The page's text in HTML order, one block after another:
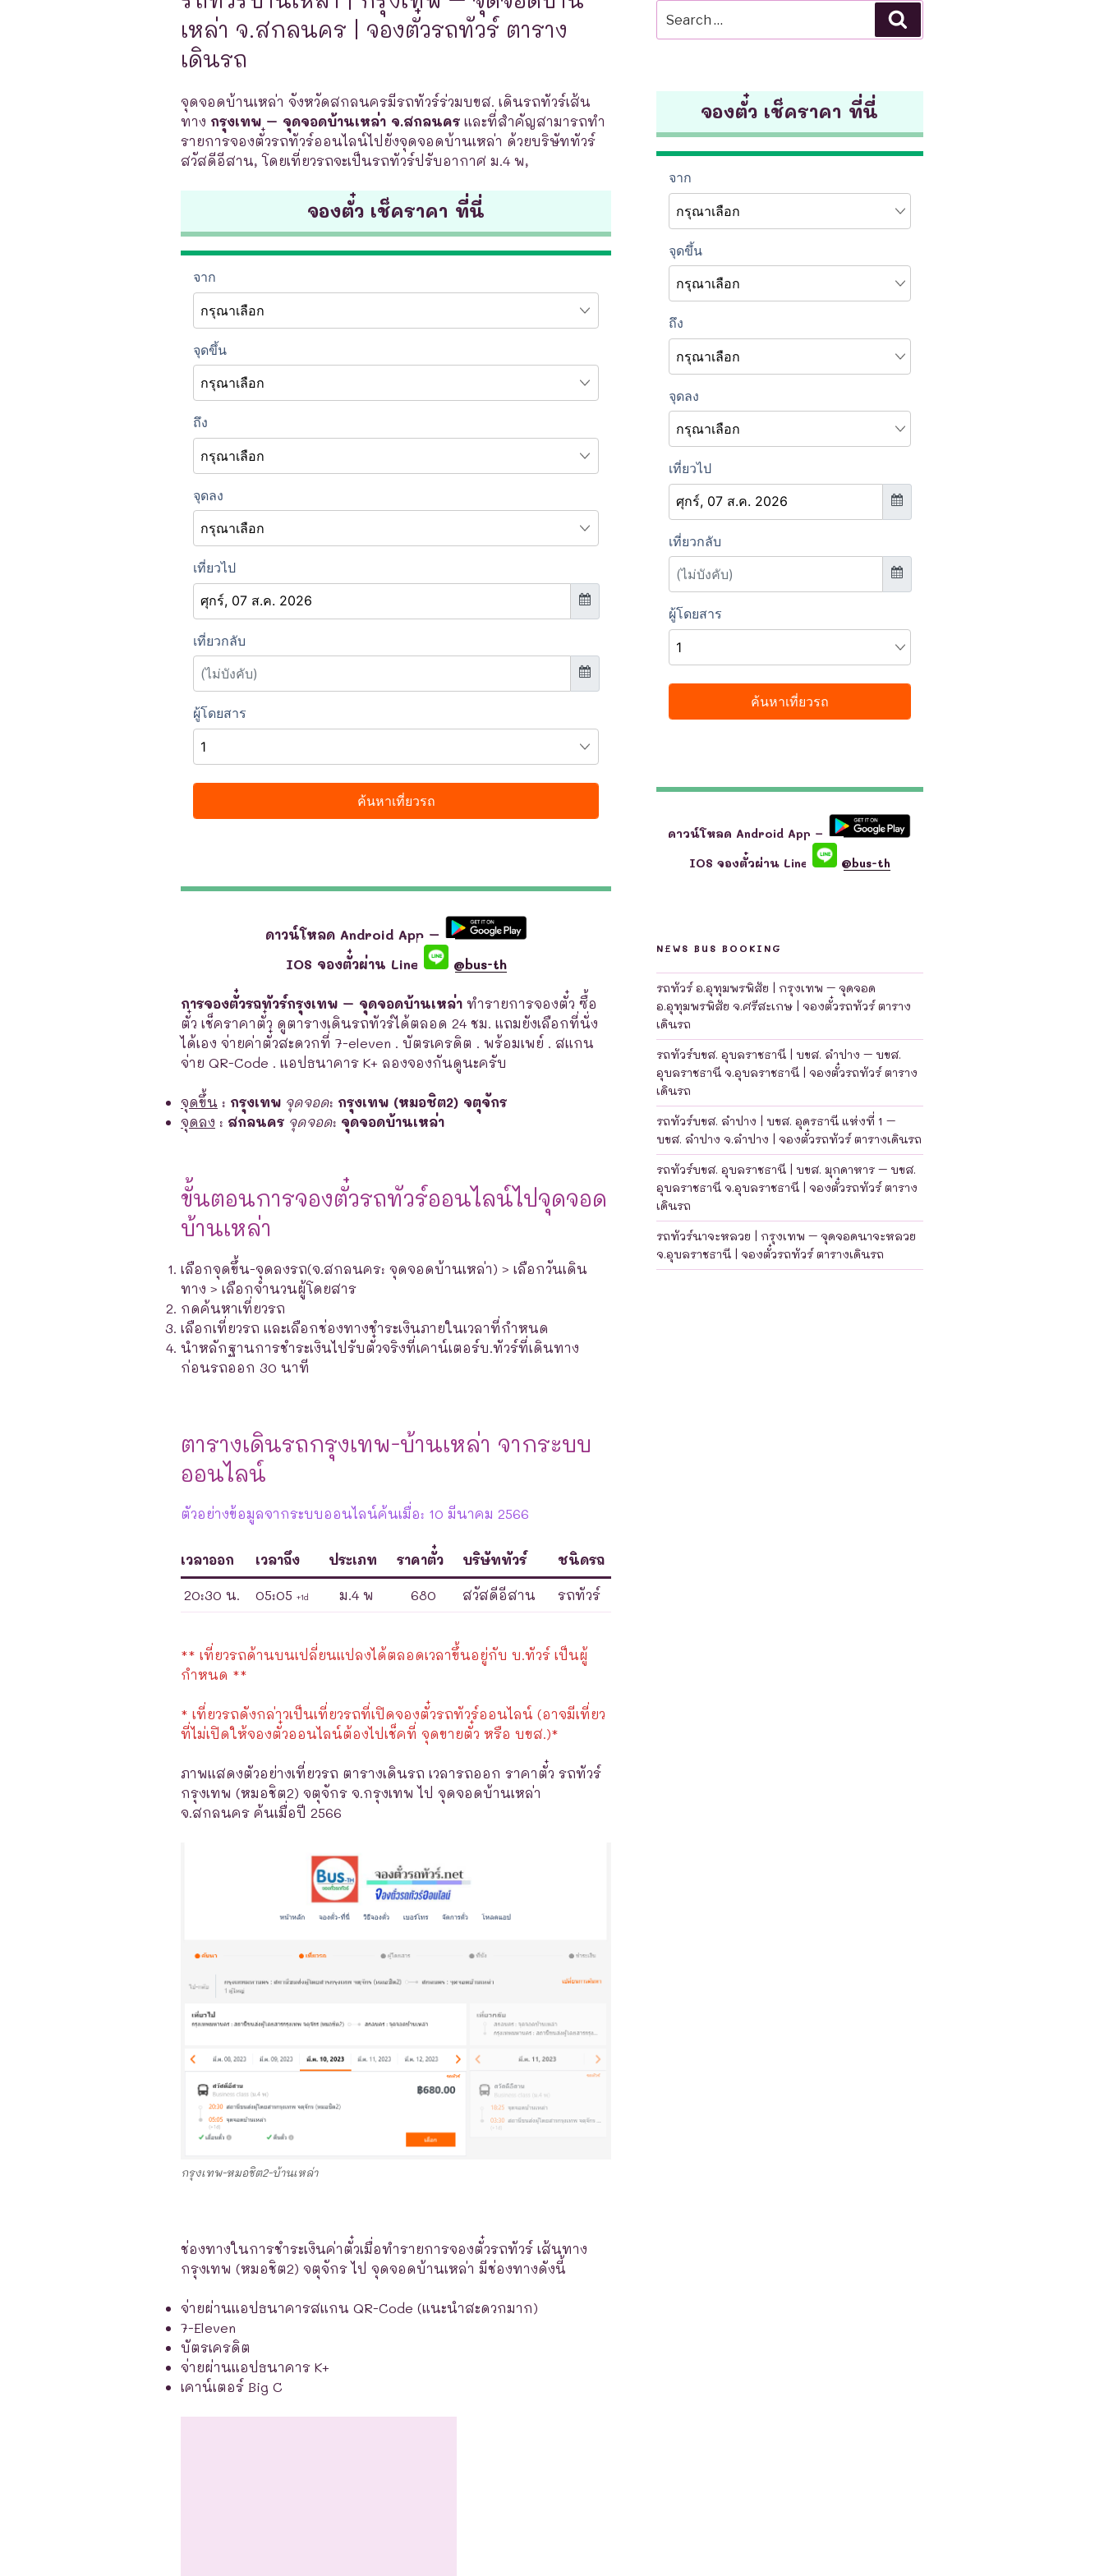
เหล่า จ.สกลนคร | จองตั๋วรถทัวร์ ตาราง
เดินรถ
จุดจอดบ้านเหล่า จังหวัดสกลนครมีรถทัวร์ร่วมบขส. เดินรถทัวร์เส้น
ทาง กรุงเทพ – จุดจอดบ้านเหล่า จ.สกลนคร และที่สำคัญสามารถทำ
รายการจองตั๋วรถทัวร์ออนไลน์ไปยังจุดจอดบ้านเหล่า ด้วยบริษัททัวร์
สวัสดีอีสาน, โดยเที่ยวรถจะเป็นรถทัวร์ปรับอากาศ ม.4 พ,
จองตั๋ว เช็คราคา ที่นี่
ดาวน์โหลด Android App –
IOS จองตั๋วผ่าน Line
@bus-th
การจองตั๋วรถทัวร์กรุงเทพ – จุดจอดบ้านเหล่า ทำรายการจองตั๋ว ซื้อ
ตั๋ว เช็คราคาตั๋ว ดูตารางเดินรถทัวร์ได้ตลอด 24 ชม. แถมยังเลือกที่นั่ง
ได้เอง จ่ายค่าตั๋วสะดวกที่ 7-eleven . บัตรเครดิต . พร้อมเพย์ . สแกน
จ่าย QR-Code . แอปธนาคาร K+ ลองจองกันดูนะครับ
จุดขึ้น : กรุงเทพ จุดจอด: กรุงเทพ (หมอชิต2) จตุจักร
จุดลง : สกลนคร จุดจอด: จุดจอดบ้านเหล่า
ขั้นตอนการจองตั๋วรถทัวร์ออนไลน์ไปจุดจอด
บ้านเหล่า
เลือกจุดขึ้น-จุดลงรถ(จ.สกลนคร: จุดจอดบ้านเหล่า) > เลือกวันเดิน
ทาง > เลือกจำนวนผู้โดยสาร
กดค้นหาเที่ยวรถ
เลือกเที่ยวรถ และเลือกช่องทางชำระเงินภายในเวลาที่กำหนด
นำหลักฐานการชำระเงินไปรับตั๋วจริงที่เคาน์เตอร์บ.ทัวร์ที่เดินทาง
ก่อนรถออก 30 นาที
ตารางเดินรถกรุงเทพ-บ้านเหล่า จากระบบ
ออนไลน์
ตัวอย่างข้อมูลจากระบบออนไลน์ค้นเมื่อ: 10 มีนาคม 2566
เวลาออก เวลาถึง ประเภท ราคาตั๋ว บริษัททัวร์ ชนิดรถ
20:30 น. 05:05 +1d ม.4 พ 680 สวัสดีอีสาน รถทัวร์
** เที่ยวรถด้านบนเปลี่ยนแปลงได้ตลอดเวลาขึ้นอยู่กับ บ.ทัวร์ เป็นผู้
กำหนด **
* เที่ยวรถดังกล่าวเป็นเที่ยวรถที่เปิดจองตั๋วรถทัวร์ออนไลน์ (อาจมีเที่ยว
ที่ไม่เปิดให้จองตั๋วออนไลน์ต้องไปเช็คที่ จุดขายตั๋ว หรือ บขส.)*
ภาพแสดงตัวอย่างเที่ยวรถ ตารางเดินรถ เวลารถออก ราคาตั๋ว รถทัวร์
กรุงเทพ (หมอชิต2) จตุจักร จ.กรุงเทพ ไป จุดจอดบ้านเหล่า
จ.สกลนคร ค้นเมื่อปี 2566
กรุงเทพ-หมอชิต2-บ้านเหล่า
ช่องทางในการชำระเงินค่าตั๋วเมื่อทำรายการจองตั๋วรถทัวร์ เส้นทาง
กรุงเทพ (หมอชิต2) จตุจักร ไป จุดจอดบ้านเหล่า มีช่องทางดังนี้
จ่ายผ่านแอปธนาคารสแกน QR-Code (แนะนำสะดวกมาก)
7-Eleven
บัตรเครดิต
จ่ายผ่านแอปธนาคาร K+
เคาน์เตอร์ Big C
for:
จองตั๋ว เช็คราคา ที่นี่
ดาวน์โหลด Android App –
IOS จองตั๋วผ่าน Line
@bus-th
NEWS BUS BOOKING
รถทัวร์ อ.อุทุมพรพิสัย | กรุงเทพ – จุดจอด
อ.อุทุมพรพิสัย จ.ศรีสะเกษ | จองตั๋วรถทัวร์ ตาราง
เดินรถ
รถทัวร์บขส. อุบลราชธานี | บขส. ลำปาง – บขส.
อุบลราชธานี จ.อุบลราชธานี | จองตั๋วรถทัวร์ ตาราง
เดินรถ
รถทัวร์บขส. ลำปาง | บขส. อุดรธานี แห่งที่ 1 –
บขส. ลำปาง จ.ลำปาง | จองตั๋วรถทัวร์ ตารางเดินรถ
รถทัวร์บขส. อุบลราชธานี | บขส. มุกดาหาร – บขส.
อุบลราชธานี จ.อุบลราชธานี | จองตั๋วรถทัวร์ ตาราง
เดินรถ
รถทัวร์นาจะหลวย | กรุงเทพ – จุดจอดนาจะหลวย
จ.อุบลราชธานี | จองตั๋วรถทัวร์ ตารางเดินรถ